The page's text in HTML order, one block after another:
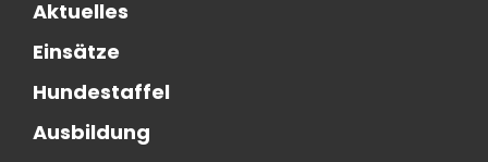
Aktuelles
Einsätze
Hundestaffel
Ausbildung